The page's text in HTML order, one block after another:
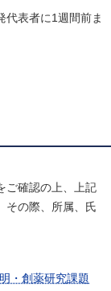
代表者に1週間前ま
ご確認の上、上記
その際、所属、氏
・創薬研究課題